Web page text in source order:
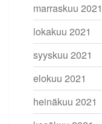
marraskuu 2021
lokakuu 2021
syyskuu 2021
elokuu 2021
heinäkuu 2021